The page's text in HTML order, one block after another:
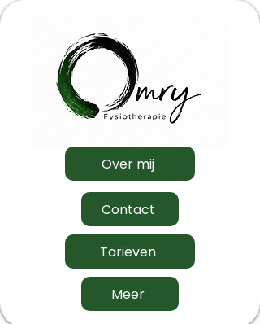
Home
Fysiotherapie
Over mij
Contact
Tarieven
Meer